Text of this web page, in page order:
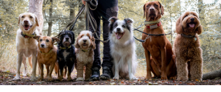
Zum
Inhalt
springen